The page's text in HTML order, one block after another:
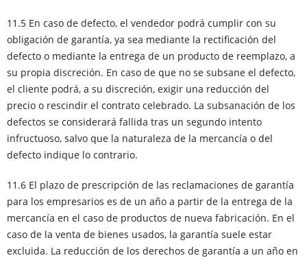
11.5 En caso de defecto, el vendedor podrá cumplir con su
obligación de garantía, ya sea mediante la rectificación del
defecto o mediante la entrega de un producto de reemplazo, a
su propia discreción. En caso de que no se subsane el defecto,
el cliente podrá, a su discreción, exigir una reducción del
precio o rescindir el contrato celebrado. La subsanación de los
defectos se considerará fallida tras un segundo intento
infructuoso, salvo que la naturaleza de la mercancía o del
defecto indique lo contrario.
11.6 El plazo de prescripción de las reclamaciones de garantía
para los empresarios es de un año a partir de la entrega de la
mercancía en el caso de productos de nueva fabricación. En el
caso de la venta de bienes usados, la garantía suele estar
excluida. La reducción de los derechos de garantía a un año en